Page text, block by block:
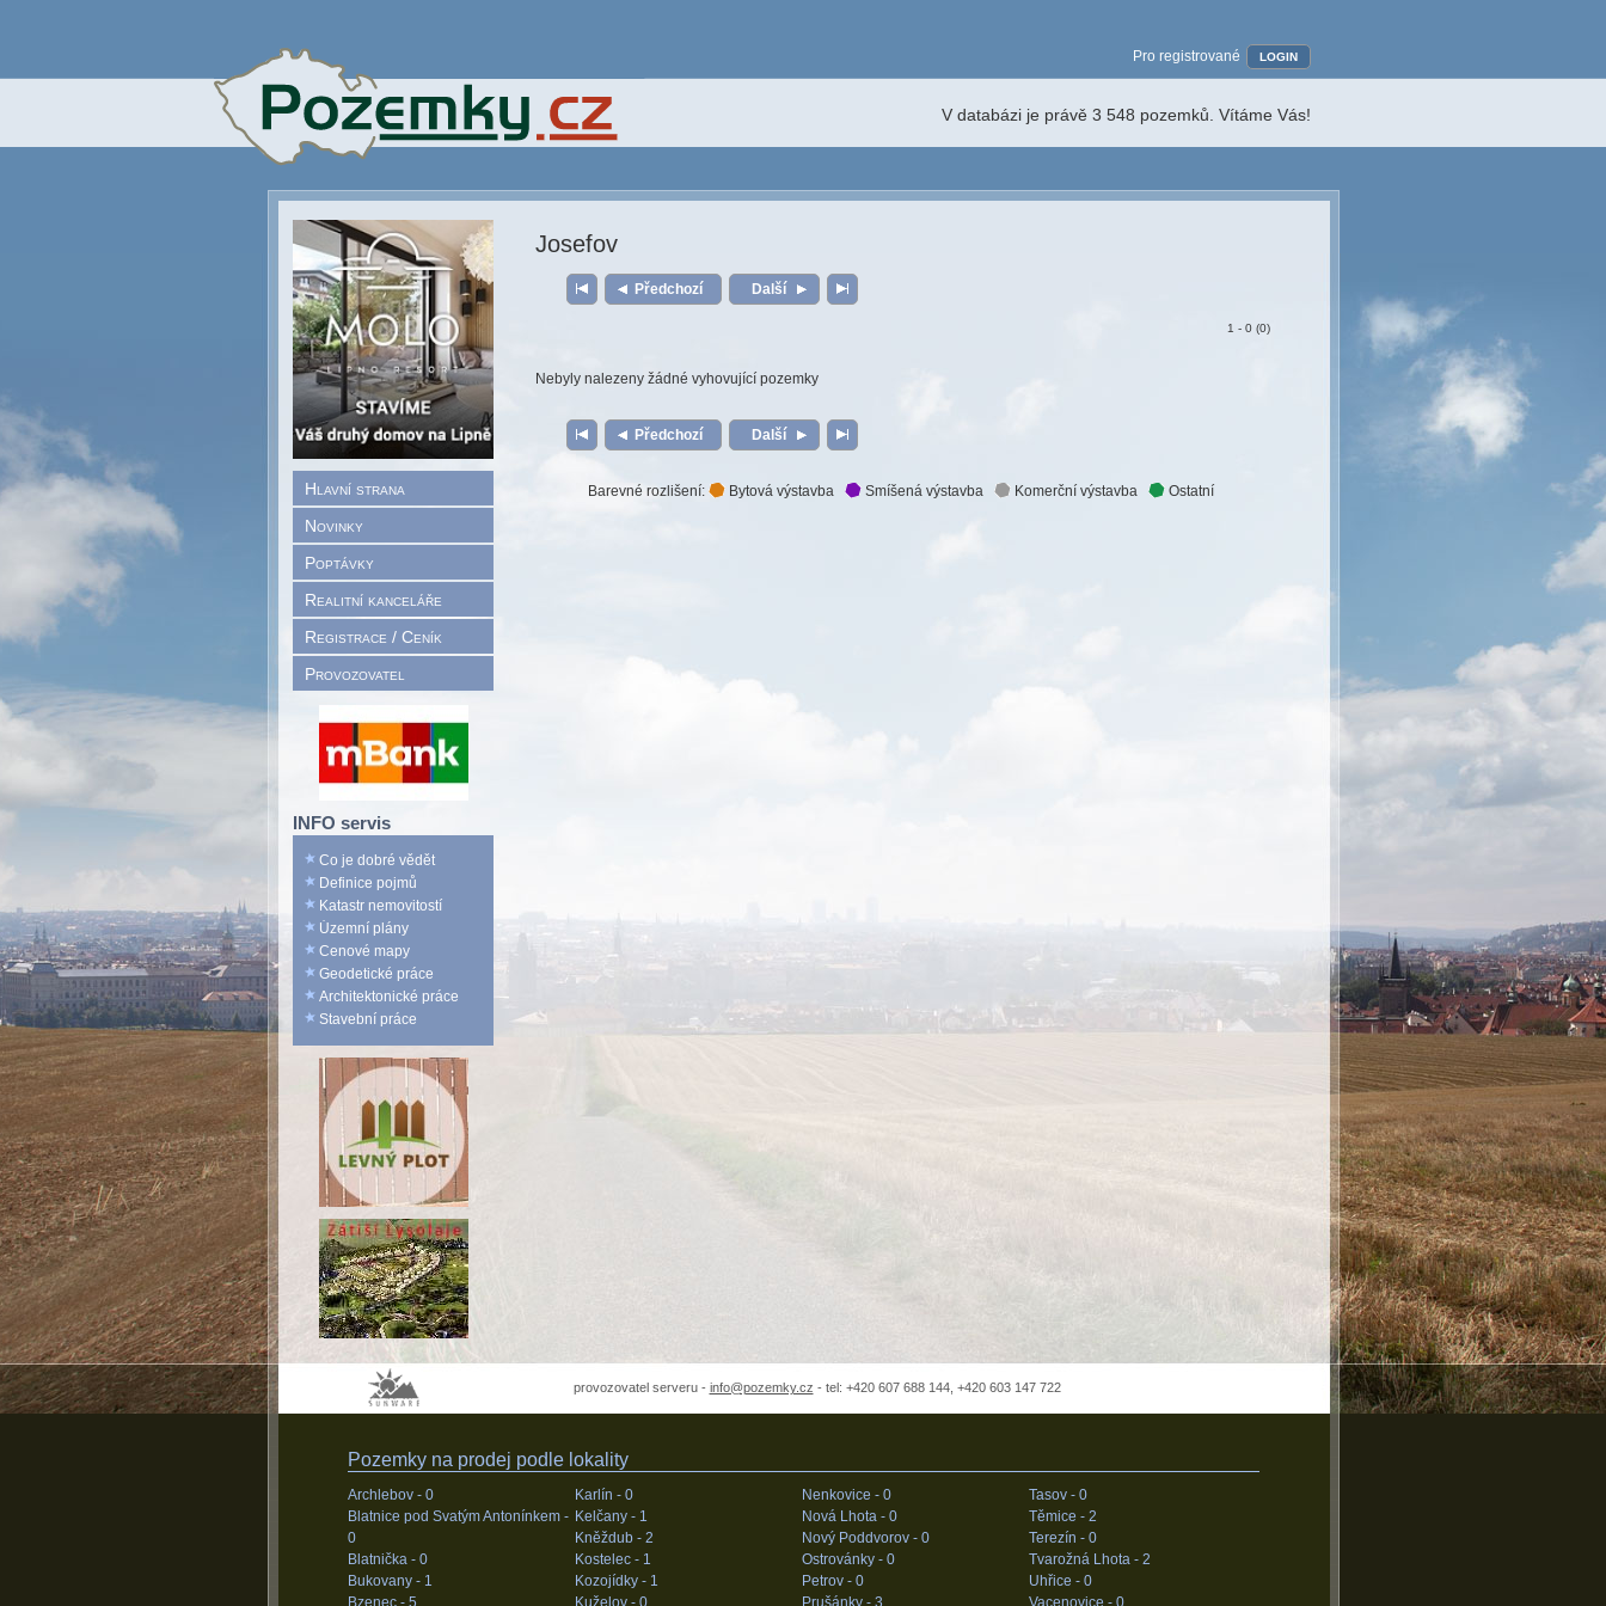
Hlavní strana
Novinky
Poptávky
Realitní kanceláře
Registrace / Ceník
Provozovatel
INFO servis
Co je dobré vědět
Definice pojmů
Katastr nemovitostí
Územní plány
Cenové mapy
Geodetické práce
Architektonické práce
Stavební práce
Pro registrované LOGIN
V databázi je právě 3 548 pozemků. Vítáme Vás!
Josefov
Předchozí Další
1 - 0 (0)
Nebyly nalezeny žádné vyhovující pozemky
Předchozí Další
Barevné rozlišení: Bytová výstavba Smíšená výstavba Komerční výstavba Ostatní
provozovatel serveru - info@pozemky.cz - tel: +420 607 688 144, +420 603 147 722
Pozemky na prodej podle lokality
Archlebov - 0
Blatnice pod Svatým Antonínkem -
0
Blatnička - 0
Bukovany - 1
Bzenec - 5
Karlín - 0
Kelčany - 1
Kněždub - 2
Kostelec - 1
Kozojídky - 1
Kuželov - 0
Nenkovice - 0
Nová Lhota - 0
Nový Poddvorov - 0
Ostrovánky - 0
Petrov - 0
Prušánky - 3
Tasov - 0
Těmice - 2
Terezín - 0
Tvarožná Lhota - 2
Uhřice - 0
Vacenovice - 0